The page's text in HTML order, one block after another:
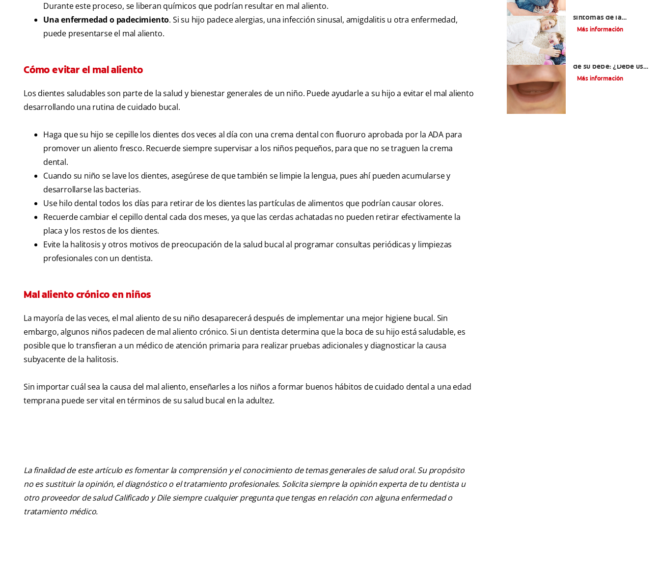
Durante este proceso, se liberan químicos que podrían resultar en mal aliento.
Una enfermedad o padecimiento. Si su hijo padece alergias, una infección sinusal, amigdalitis u otra enfermedad,
puede presentarse el mal aliento.
Cómo evitar el mal aliento
Los dientes saludables son parte de la salud y bienestar generales de un niño. Puede ayudarle a su hijo a evitar el mal aliento
desarrollando una rutina de cuidado bucal.
Haga que su hijo se cepille los dientes dos veces al día con una crema dental con fluoruro aprobada por la ADA para
promover un aliento fresco. Recuerde siempre supervisar a los niños pequeños, para que no se traguen la crema
dental.
Cuando su niño se lave los dientes, asegúrese de que también se limpie la lengua, pues ahí pueden acumularse y
desarrollarse las bacterias.
Use hilo dental todos los días para retirar de los dientes las partículas de alimentos que podrían causar olores.
Recuerde cambiar el cepillo dental cada dos meses, ya que las cerdas achatadas no pueden retirar efectivamente la
placa y los restos de los dientes.
Evite la halitosis y otros motivos de preocupación de la salud bucal al programar consultas periódicas y limpiezas
profesionales con un dentista.
Mal aliento crónico en niños
La mayoría de las veces, el mal aliento de su niño desaparecerá después de implementar una mejor higiene bucal. Sin
embargo, algunos niños padecen de mal aliento crónico. Si un dentista determina que la boca de su hijo está saludable, es
posible que lo transfieran a un médico de atención primaria para realizar pruebas adicionales y diagnosticar la causa
subyacente de la halitosis.
Sin importar cuál sea la causa del mal aliento, enseñarles a los niños a formar buenos hábitos de cuidado dental a una edad
temprana puede ser vital en términos de su salud bucal en la adultez.
La finalidad de este artículo es fomentar la comprensión y el conocimiento de temas generales de salud oral. Su propósito
no es sustituir la opinión, el diagnóstico o el tratamiento profesionales. Solicita siempre la opinión experta de tu dentista u
otro proveedor de salud Calificado y Dile siempre cualquier pregunta que tengas en relación con alguna enfermedad o
tratamiento médico.
síntomas de la
dentición
Más información
de su bebé: ¿Debe usar
crema dental?
Más información